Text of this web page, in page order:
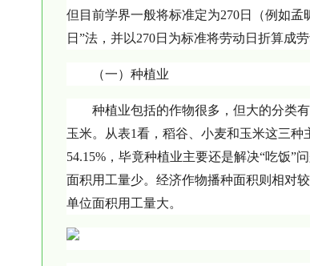
但目前学界一般将标准定为270日（例如孟
日”法，并以270日为标准将劳动日折算成
（一）种植业
种植业包括的作物很多，但大的分类
玉米。从表1看，稻谷、小麦和玉米这三
54.15%，毕竟种植业主要还是解决“吃饭”
面积用工量少。经济作物播种面积则相对
单位面积用工量大。